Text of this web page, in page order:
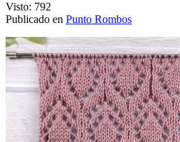
Visto: 792
Publicado en Punto Rombos